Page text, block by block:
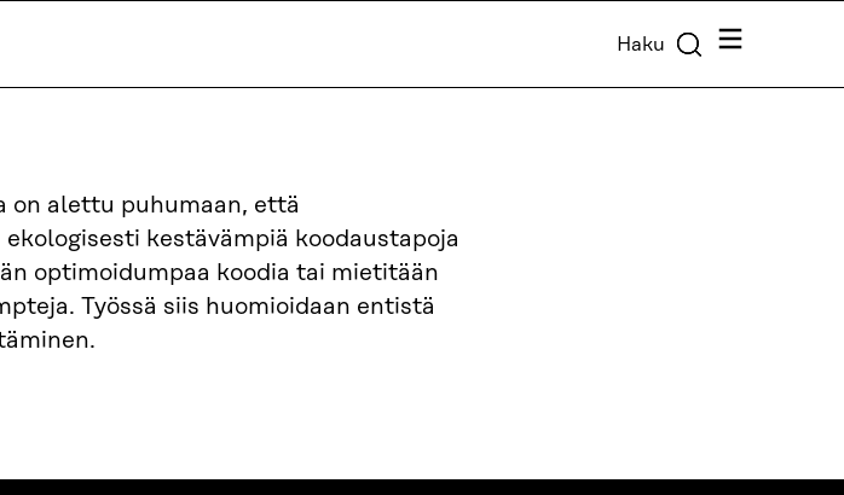
Haku Valikko
on alettu puhumaan, että
kestävämpiä koodaustapoja
optimoidumpaa koodia tai mietitään
Työssä siis huomioidaan entistä